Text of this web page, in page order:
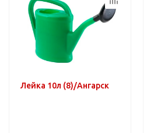
Лейка 10л (8)/Ангарск